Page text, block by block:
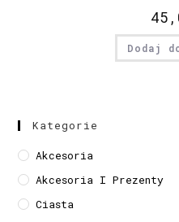
Dodaj
Kategorie
Akcesoria
Akcesoria I Prezenty
Ciasta